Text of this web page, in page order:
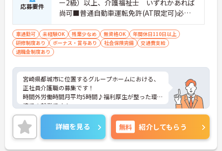
応募要件
ー2級）以上、介護福祉士 いずれかあれば
尚可■普通自動車運転免許(AT限定可)必須
■経験不問
車通勤可 未経験OK 残業少なめ 無資格OK
年間休日110日以上
研修制度あり
ボーナス・賞与あり 社会保険完備
交通費支給
退職金制度あり
宮崎県都城市に位置するグループホームにおける、
正社員介護職の募集です！
時間外労働時間月平均5時間♪福利厚生が整った環
境での就業です！
ご興味ある方には、面接対策ポイントなど、さらに
詳細をお話しいたしますのでお気軽にご相談くださ
い。
詳細を見る 無料 紹介してもらう